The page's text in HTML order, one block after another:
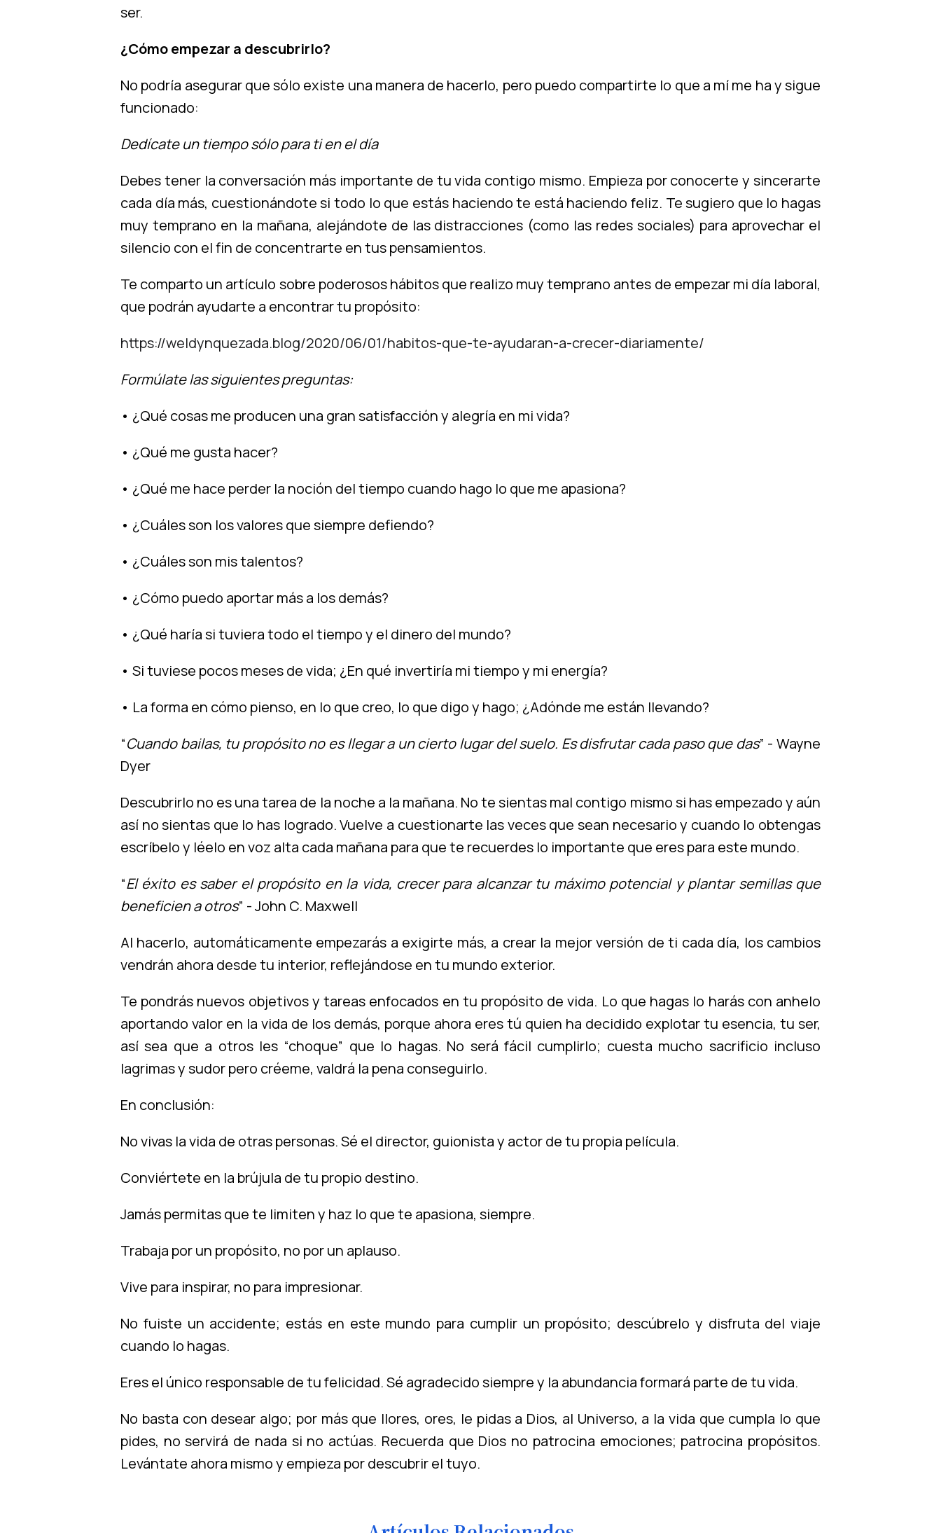
ser.
¿Cómo empezar a descubrirlo?
No podría asegurar que sólo existe una manera de hacerlo, pero puedo compartirte lo que a mí me ha y sigue
funcionado:
Dedícate un tiempo sólo para ti en el día
Debes tener la conversación más importante de tu vida contigo mismo. Empieza por conocerte y sincerarte
cada día más, cuestionándote si todo lo que estás haciendo te está haciendo feliz. Te sugiero que lo hagas
muy temprano en la mañana, alejándote de las distracciones (como las redes sociales) para aprovechar el
silencio con el fin de concentrarte en tus pensamientos.
Te comparto un artículo sobre poderosos hábitos que realizo muy temprano antes de empezar mi día laboral,
que podrán ayudarte a encontrar tu propósito:
https://weldynquezada.blog/2020/06/01/habitos-que-te-ayudaran-a-crecer-diariamente/
Formúlate las siguientes preguntas:
• ¿Qué cosas me producen una gran satisfacción y alegría en mi vida?
• ¿Qué me gusta hacer?
• ¿Qué me hace perder la noción del tiempo cuando hago lo que me apasiona?
• ¿Cuáles son los valores que siempre defiendo?
• ¿Cuáles son mis talentos?
• ¿Cómo puedo aportar más a los demás?
• ¿Qué haría si tuviera todo el tiempo y el dinero del mundo?
• Si tuviese pocos meses de vida; ¿En qué invertiría mi tiempo y mi energía?
• La forma en cómo pienso, en lo que creo, lo que digo y hago; ¿Adónde me están llevando?
“Cuando bailas, tu propósito no es llegar a un cierto lugar del suelo. Es disfrutar cada paso que das” - Wayne
Dyer
Descubrirlo no es una tarea de la noche a la mañana. No te sientas mal contigo mismo si has empezado y aún
así no sientas que lo has logrado. Vuelve a cuestionarte las veces que sean necesario y cuando lo obtengas
escríbelo y léelo en voz alta cada mañana para que te recuerdes lo importante que eres para este mundo.
“El éxito es saber el propósito en la vida, crecer para alcanzar tu máximo potencial y plantar semillas que
beneficien a otros” - John C. Maxwell
Al hacerlo, automáticamente empezarás a exigirte más, a crear la mejor versión de ti cada día, los cambios
vendrán ahora desde tu interior, reflejándose en tu mundo exterior.
Te pondrás nuevos objetivos y tareas enfocados en tu propósito de vida. Lo que hagas lo harás con anhelo
aportando valor en la vida de los demás, porque ahora eres tú quien ha decidido explotar tu esencia, tu ser,
así sea que a otros les “choque” que lo hagas. No será fácil cumplirlo; cuesta mucho sacrificio incluso
lagrimas y sudor pero créeme, valdrá la pena conseguirlo.
En conclusión:
No vivas la vida de otras personas. Sé el director, guionista y actor de tu propia película.
Conviértete en la brújula de tu propio destino.
Jamás permitas que te limiten y haz lo que te apasiona, siempre.
Trabaja por un propósito, no por un aplauso.
Vive para inspirar, no para impresionar.
No fuiste un accidente; estás en este mundo para cumplir un propósito; descúbrelo y disfruta del viaje
cuando lo hagas.
Eres el único responsable de tu felicidad. Sé agradecido siempre y la abundancia formará parte de tu vida.
No basta con desear algo; por más que llores, ores, le pidas a Dios, al Universo, a la vida que cumpla lo que
pides, no servirá de nada si no actúas. Recuerda que Dios no patrocina emociones; patrocina propósitos.
Levántate ahora mismo y empieza por descubrir el tuyo.